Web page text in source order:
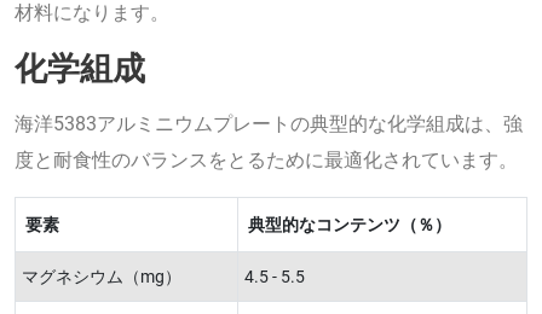
材料になります。
化学組成
海洋5383アルミニウムプレートの典型的な化学組成は、強
度と耐食性のバランスをとるために最適化されています。
要素 典型的なコンテンツ（％）
マグネシウム（mg） 4.5 - 5.5